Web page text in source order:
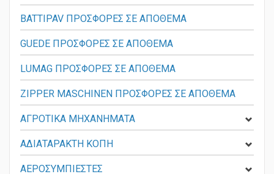
BATTIPAV ΠΡΟΣΦΟΡΕΣ ΣΕ ΑΠΟΘΕΜΑ
GUEDE ΠΡΟΣΦΟΡΕΣ ΣΕ ΑΠΟΘΕΜΑ
LUMAG ΠΡΟΣΦΟΡΕΣ ΣΕ ΑΠΟΘΕΜΑ
ZIPPER MASCHINEN ΠΡΟΣΦΟΡΕΣ ΣΕ ΑΠΟΘΕΜΑ
ΑΓΡΟΤΙΚΑ ΜΗΧΑΝΗΜΑΤΑ
ΑΔΙΑΤΑΡΑΚΤΗ ΚΟΠΗ
ΑΕΡΟΣΥΜΠΙΕΣΤΕΣ